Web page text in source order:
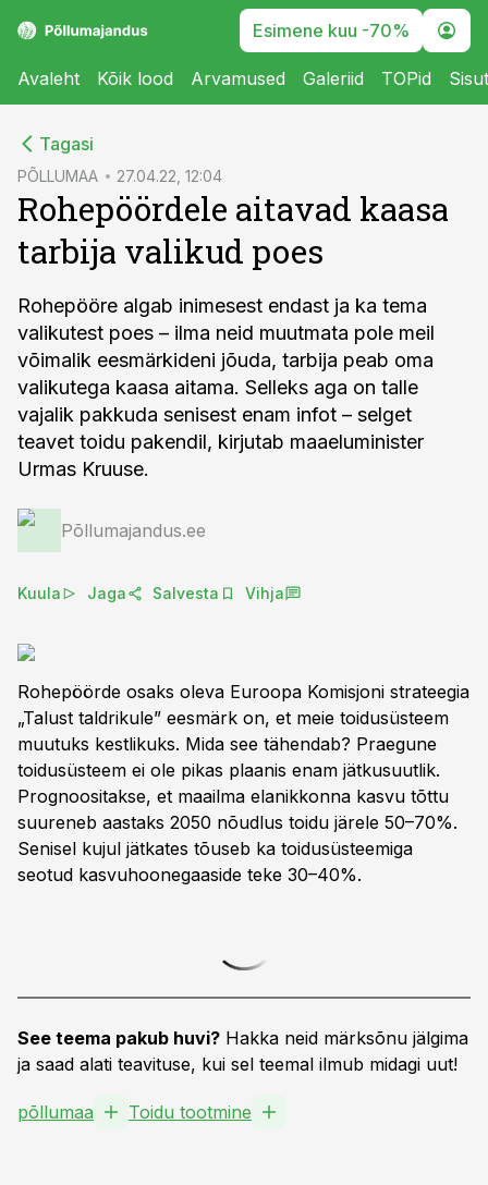
Esimene kuu -70%
Avaleht Kõik lood Arvamused Galeriid TOPid
Tagasi
PÕLLUMAA 27.04.22, 12:04
Rohepöördele aitavad kaasa
tarbija valikud poes
Rohepööre algab inimesest endast ja ka tema
valikutest poes – ilma neid muutmata pole meil
võimalik eesmärkideni jõuda, tarbija peab oma
valikutega kaasa aitama. Selleks aga on talle
vajalik pakkuda senisest enam infot – selget
teavet toidu pakendil, kirjutab maaeluminister
Urmas Kruuse.
Põllumajandus.ee
Kuula Jaga Salvesta Vihja
Rohepöörde osaks oleva Euroopa Komisjoni strateegia
„Talust taldrikule” eesmärk on, et meie toidusüsteem
muutuks kestlikuks. Mida see tähendab? Praegune
toidusüsteem ei ole pikas plaanis enam jätkusuutlik.
Prognoositakse, et maailma elanikkonna kasvu tõttu
suureneb aastaks 2050 nõudlus toidu järele 50–70%.
Senisel kujul jätkates tõuseb ka toidusüsteemiga
seotud kasvuhoonegaaside teke 30–40%.
See teema pakub huvi? Hakka neid märksõnu jälgima
ja saad alati teavituse, kui sel teemal ilmub midagi uut!
põllumaa Toidu tootmine